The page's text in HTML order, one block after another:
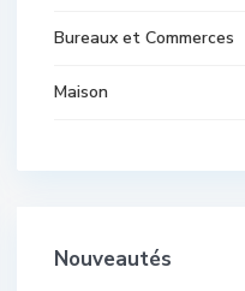
Bureaux et Commerces
Maison
Nouveautés